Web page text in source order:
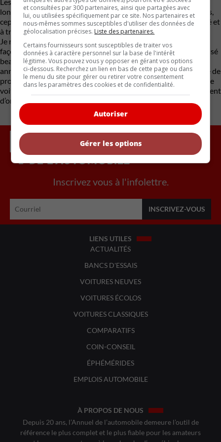
longtemps. Certaines sont scellées, et ne peuvent être réparées,
cependant, beaucoup de neuves sont disponibles sur le marché et
à très bons prix.
Je répète souvent la même chose, si c’était assemblé de cette
façon à l’origine, c’est que ça marche !! Les fabricants ont dépensé
beaucoup d’argent en recherche et développement dans ces
années, et sont arrivés à de très bons résultats vis-à-vis l’année de
production. Soyez confiant dans la mécanique d’origine de votre
voiture, faite les réparations d’origine et vous aurez un rendement
d’origine.
Inscrivez vous à l'infolettre.
LIENS UTILES
ACTUALITÉS
BANCS D'ESSAIS
VOITURES NEUVES
VOITURES ÉCOLOS
VOITURES CLASSIQUES
COMPARATIFS
COIN-CONSEIL
ÉPHÉMÉRIDES
EMPLOIS AUTOMOBILE
À PROPOS DE NOUS
Depuis 20 ans, l’Annuel de l’automobile demeure l’outil de
référence le plus complet et le plus fiable pour les amateurs
et consultées par 300 partenaires, ainsi que partagées avec
lui, ou utilisées spécifiquement par ce site. Nos partenaires et
nous-mêmes sommes susceptibles d'utiliser des données de
géolocalisation précises. Liste des partenaires.
Certains fournisseurs sont susceptibles de traiter vos
données à caractère personnel sur la base de l'intérêt
légitime. Vous pouvez vous y opposer en gérant vos options
ci-dessous. Recherchez un lien en bas de cette page ou dans
le menu du site pour gérer ou retirer votre consentement
dans les paramètres des cookies et de confidentialité.
Autoriser
Gérer les options